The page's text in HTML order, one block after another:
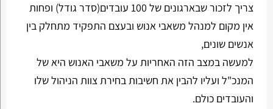
צריך לזכור שבארגונים של 100 עובדים(סדר גודל) ופחות
אין מקום למנהל משאבי אנוש ובעצם התפקיד מתחלק בין
אנשים שונים,
למעשה במצב הזה האחריות על משאבי האנוש היא של
המנכ"ל ועליו להבין את חשיבות בחירת צוות הניהול שלו
והעובדים כולם.